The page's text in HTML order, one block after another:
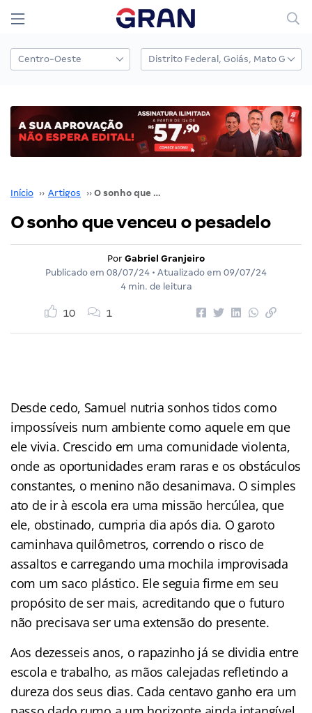
Início ›› Artigos ›› O sonho que venceu o pesadelo
O sonho que venceu o pesadelo
Por Gabriel Granjeiro
Publicado em 08/07/24 • Atualizado em 09/07/24
4 min. de leitura
10 1
Desde cedo, Samuel nutria sonhos tidos como
impossíveis num ambiente como aquele em que
ele vivia. Crescido em uma comunidade violenta,
onde as oportunidades eram raras e os obstáculos
constantes, o menino não desanimava. O simples
ato de ir à escola era uma missão hercúlea, que
ele, obstinado, cumpria dia após dia. O garoto
caminhava quilômetros, correndo o risco de
assaltos e carregando uma mochila improvisada
com um saco plástico. Ele seguia firme em seu
propósito de ser mais, acreditando que o futuro
não precisava ser uma extensão do presente.
Aos dezesseis anos, o rapazinho já se dividia entre
escola e trabalho, as mãos calejadas refletindo a
dureza dos seus dias. Cada centavo ganho era um